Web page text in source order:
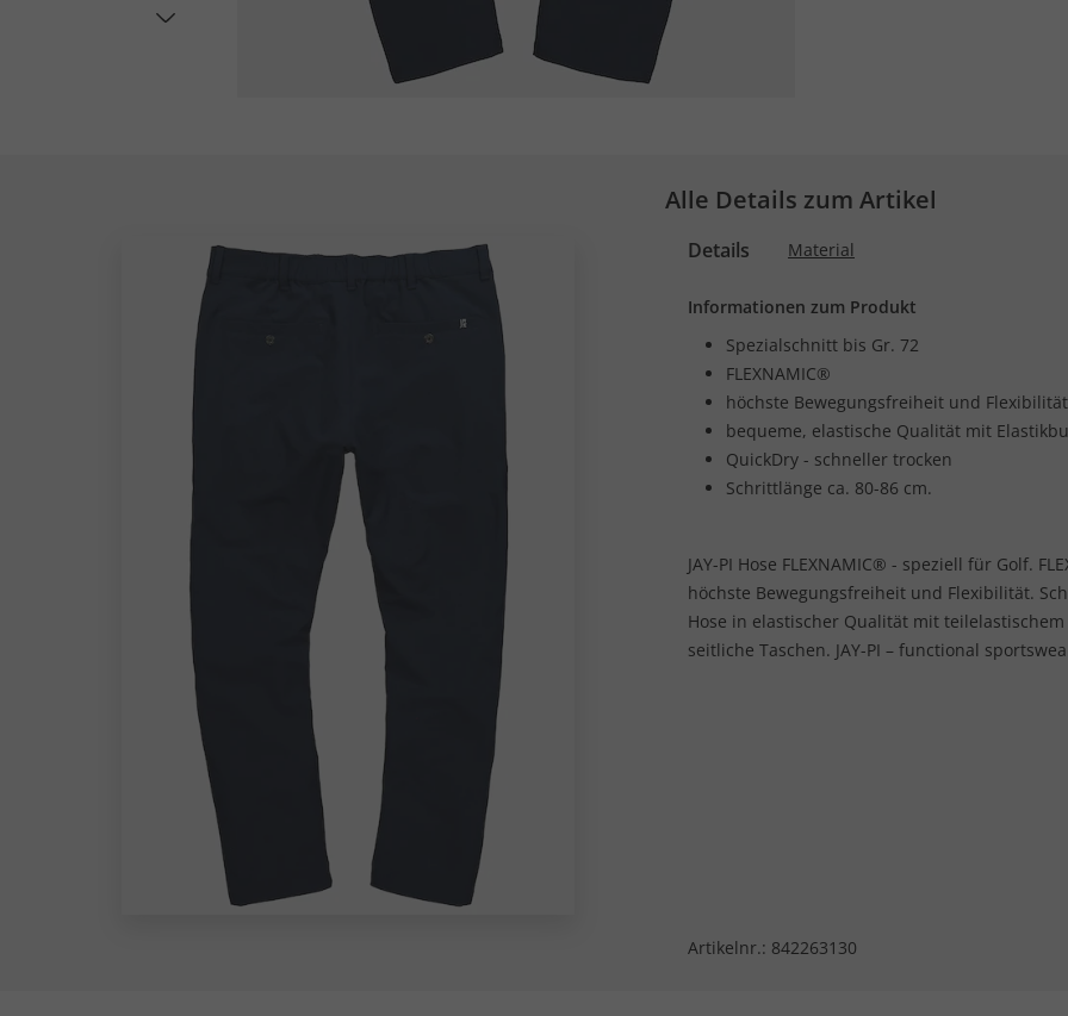
Alle Details zum Artikel
Details Material
Informationen zum Produkt
Spezialschnitt bis Gr. 72
FLEXNAMIC®
höchste Bewegungsfreiheit und Flexibilität
bequeme, elastische Qualität mit
QuickDry - schneller trocken
Schrittlänge ca. 80-86 cm.
JAY-PI Hose FLEXNAMIC® - speziell für Golf.
höchste Bewegungsfreiheit und Flexibilität.
Hose in elastischer Qualität mit
seitliche Taschen. JAY-PI – functional
Artikelnr.: 842263130